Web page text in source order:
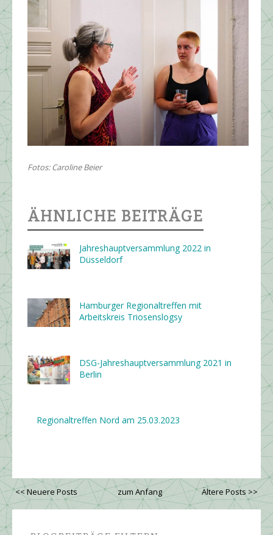
Fotos: Caroline Beier
ÄHNLICHE BEITRÄGE
Jahres­haupt­ver­samm­lung 2022 in
Düsseldorf
Hamburger Regionaltreffen mit
Arbeitskreis Triosenslogsy
DSG-Jahreshaupt­ver­sammlung 2021 in
Berlin
Regionaltreffen Nord am 25.03.2023
<< Neuere Posts Ältere Posts >>
zum Anfang